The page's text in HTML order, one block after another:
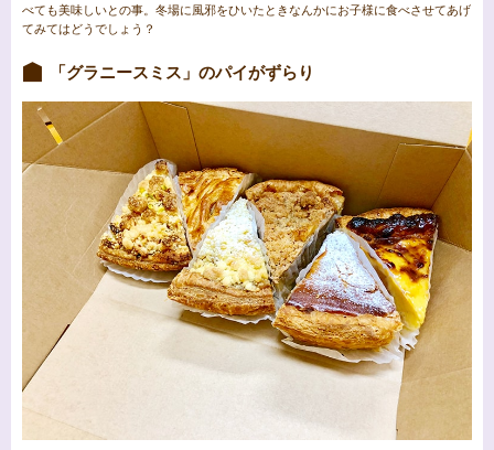
べても美味しいとの事。冬場に風邪をひいたときなんかにお子様に食べさせてあげ
てみてはどうでしょう？
「グラニースミス」のパイがずらり